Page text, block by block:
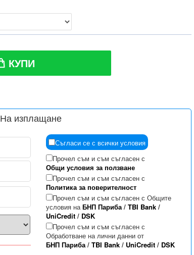
КУПИ
На изплащане
Съгласи се с всички условия
Прочел съм и съм съгласен с
Общи условия за ползване
Прочел съм и съм съгласен с
Политика за поверителност
Прочел съм и съм съгласен с Общите
условия наБНП Париба/ TBI Bank/
UniCredit/ DSK
Прочел съм и съм съгласен с
Обработване на лични данни от
БНП Париба/ TBI Bank/ UniCredit/ DSK